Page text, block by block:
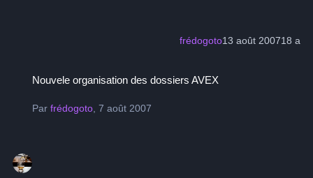
frédogoto13 août 200718 a
Nouvele organisation des dossiers AVEX
Parfrédogoto,7 août 2007